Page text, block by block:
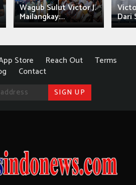
Wagub Sulut Victor J.
Mailangkay:... Dari
Store Reach Out
Terms
Contact